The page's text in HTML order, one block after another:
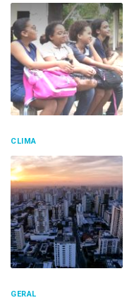
CLIMA
GERAL